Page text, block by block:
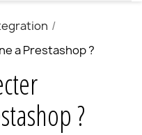
a Prestashop ?
?